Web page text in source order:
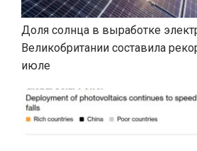
Доля солнца в выработке
Великобритании составила
июле